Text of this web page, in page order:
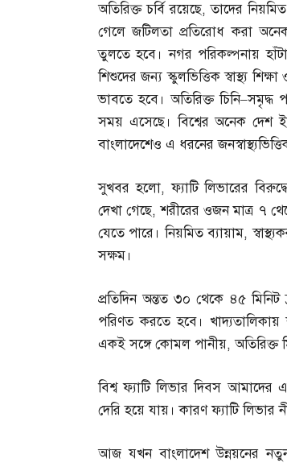
অতিরিক্ত চর্বি রয়েছে,তাদের
গেলে জটিলতা প্রতিরোধ করা
তুলতে হবে। নগর পরিকল্পনায়
শিশুদের জন্য স্কুলভিত্তিক স্বাস্থ্য
ভাবতে হবে। অতিরিক্ত চিনি–সমৃদ্ধ
সময় এসেছে। বিশ্বের অনেক দেশ
বাংলাদেশেও এ ধরনের
সুখবর হলো,ফ্যাটি লিভারের
দেখা গেছে,শরীরের ওজন মাত্র ৭
যেতে পারে। নিয়মিত ব্যায়াম,
সক্ষম।
প্রতিদিন অন্তত ৩০ থেকে ৪৫ মিনিট
পরিণত করতে হবে।
একই সঙ্গে কোমল পানীয়,অতিরিক্ত
বিশ্ব ফ্যাটি লিভার দিবস আমাদের
দেরি হয়ে যায়। কারণ ফ্যাটি লিভার
আজ যখন বাংলাদেশ উন্নয়নের